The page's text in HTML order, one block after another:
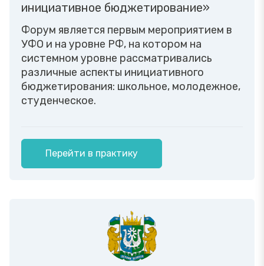
инициативное бюджетирование»
Форум является первым мероприятием в
УФО и на уровне РФ, на котором на
системном уровне рассматривались
различные аспекты инициативного
бюджетирования: школьное, молодежное,
студенческое.
Перейти в практику